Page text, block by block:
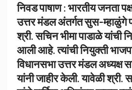
निवड पाषाण : भारतीय जनता
उत्तर मंडल अंतर्गत सुस-म्हाळुंगे
श्री. सचिन भीमा पाडाळे यांची
आली आहे. त्यांची नियुक्ती
विधानसभा उत्तर मंडल अध्यक्ष
यांनी जाहीर केली. यावेळी श्री.